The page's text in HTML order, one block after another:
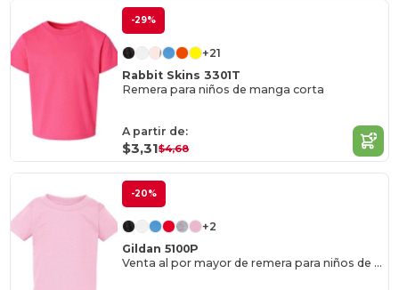
-29%
+21
Rabbit Skins 3301T
Remera para niños de manga corta
A partir de:
$3,31$4,68
-20%
+2
Gildan 5100P
Venta al por mayor de remera para niños de algodón grueso